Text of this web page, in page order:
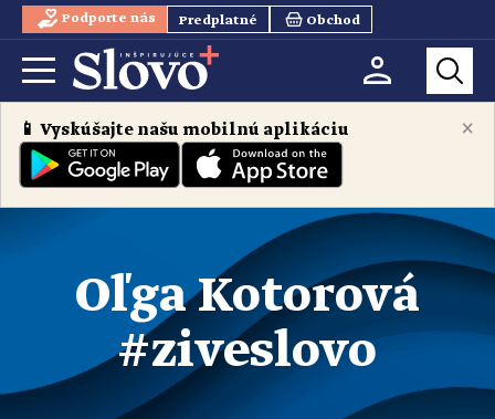
Podporte nás Predplatné Obchod
×
📱 Vyskúšajte našu mobilnú aplikáciu
Oľga Kotorová
#ziveslovo